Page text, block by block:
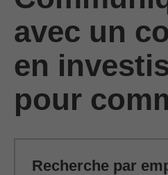
avec un
en
pour
Recherche par